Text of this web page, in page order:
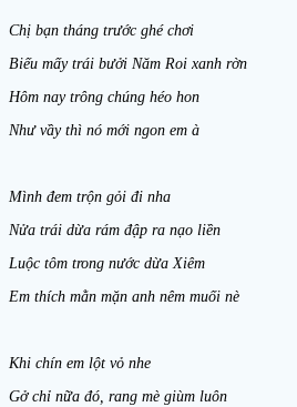
Chị bạn tháng trước ghé chơi
Biếu mấy trái bưởi Năm Roi xanh rờn
Hôm nay trông chúng héo hon
Như vầy thì nó mới ngon em à
Mình đem trộn gỏi đi nha
Nửa trái dừa rám đập ra nạo liền
Luộc tôm trong nước dừa Xiêm
Em thích mằn mặn anh nêm muối nè
Khi chín em lột vỏ nhe
Gở chỉ nữa đó, rang mè giùm luôn